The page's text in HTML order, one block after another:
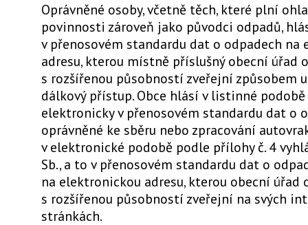
Oprávněné osoby, včetně těch, které plní
povinnosti zároveň jako původci odpadů,
v přenosovém standardu dat o odpadech na
adresu, kterou místně příslušný obecní úřad
s rozšířenou působností zveřejní způsobem
dálkový přístup. Obce hlásí v listinné
elektronicky v přenosovém standardu dat o
oprávněné ke sběru nebo zpracování
v elektronické podobě podle přílohy č. 4
Sb., a to v přenosovém standardu dat o
na elektronickou adresu, kterou obecní úřad
s rozšířenou působností zveřejní na svých
stránkách.